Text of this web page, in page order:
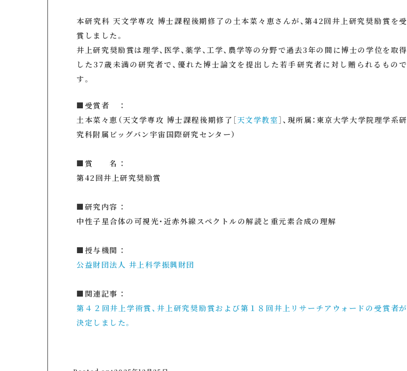
本研究科 天文学専攻 博士課程後期修了の土本菜々恵さんが、第42回井上研究奨励賞を受
賞しました。
井上研究奨励賞は理学、医学、薬学、工学、農学等の分野で過去3年の間に博士の学位を取得
した37歳未満の研究者で、優れた博士論文を提出した若手研究者に対し贈られるもので
す。
■受賞者 ：
土本菜々恵（天文学専攻 博士課程後期修了［天文学教室］、現所属：東京大学大学院理学系研
究科附属ビッグバン宇宙国際研究センター）
■賞 名 ：
第42回井上研究奨励賞
■研究内容 ：
中性子星合体の可視光・近赤外線スペクトルの解読と重元素合成の理解
■授与機関 ：
公益財団法人 井上科学振興財団
■関連記事 ：
第４２回井上学術賞、井上研究奨励賞および第１８回井上リサーチアウォードの受賞者が
決定しました。